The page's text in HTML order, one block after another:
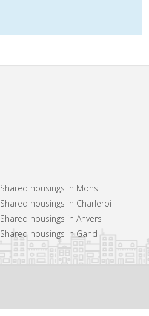
Shared housings in Mons
Shared housings in Charleroi
Shared housings in Anvers
Shared housings in Gand